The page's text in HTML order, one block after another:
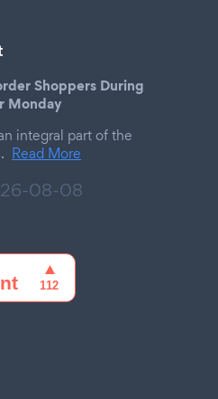
Shoppers During
Monday
integral part of the
Read More
08-08